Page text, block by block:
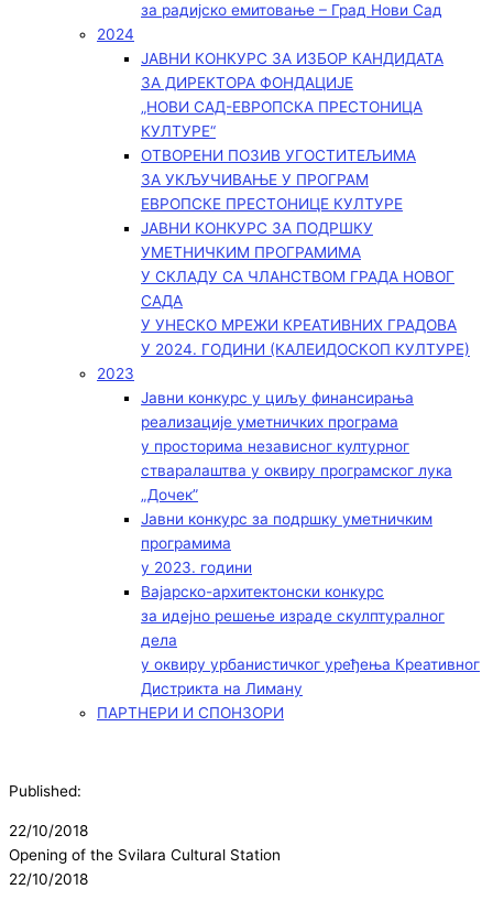
за радијско емитовање – Град Нови Сад
2024
ЈАВНИ КОНКУРС ЗА ИЗБОР КАНДИДАТА
ЗА ДИРЕКТОРА ФОНДАЦИЈЕ
„НОВИ САД-ЕВРОПСКА ПРЕСТОНИЦА
КУЛТУРЕ“
ОТВОРЕНИ ПОЗИВ УГОСТИТЕЉИМА
ЗА УКЉУЧИВАЊЕ У ПРОГРАМ
ЕВРОПСКЕ ПРЕСТОНИЦЕ КУЛТУРЕ
ЈАВНИ КОНКУРС ЗА ПОДРШКУ
УМЕТНИЧКИМ ПРОГРАМИМА
У СКЛАДУ СА ЧЛАНСТВОМ ГРАДА НОВОГ
САДА
У УНЕСКО МРЕЖИ КРЕАТИВНИХ ГРАДОВА
У 2024. ГОДИНИ (КАЛЕИДОСКОП КУЛТУРЕ)
2023
Јавни конкурс у циљу финансирања
реализације уметничких програма
у просторима независног културног
стваралаштва у оквиру програмског лука
„Дочек”
Јавни конкурс за подршку уметничким
програмима
у 2023. години
Вајарско-архитектонски конкурс
за идејно решење израде скулптуралног
дела
у оквиру урбанистичког уређења Креативног
Дистрикта на Лиману
ПАРТНЕРИ И СПОНЗОРИ
Published:
22/10/2018
Opening of the Svilara Cultural Station
22/10/2018